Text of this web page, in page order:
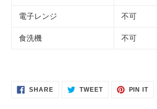
電子レンジ 不可
食洗機 不可
SHARESHARE TWEETTWEET
PIN ITPIN